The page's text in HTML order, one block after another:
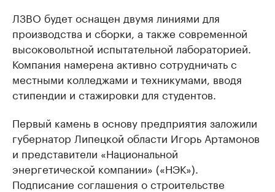
ЛЗВО будет оснащен двумя линиями для
производства и сборки, а также современной
высоковольтной испытательной лабораторией.
Компания намерена активно сотрудничать с
местными колледжами и техникумами, вводя
стипендии и стажировки для студентов.
Первый камень в основу предприятия заложили
губернатор Липецкой области Игорь Артамонов
и представители «Национальной
энергетической компании» («НЭК»).
Подписание соглашения о строительстве